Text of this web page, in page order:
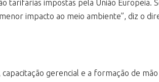
impostas pela União Europeia.
impacto ao meio ambiente”, diz o
gerencial e a formação de